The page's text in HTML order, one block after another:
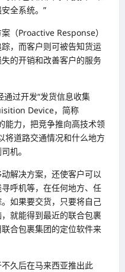
全系统。”
（Proactive Response）
，而客户则可被告知货运
的开销和改善客户的服务
过开发“发货信息收集
Device，简称
能力，把竞争推向高技术领
将道路交通情况和什么地方
机。
解决方案，还使客户可以
呼机等，在任何地方、任
如果要交货，只要将自己
就能得到最近的联合包裹
合包裹集团的定位软件来
久后在马来西亚推出此